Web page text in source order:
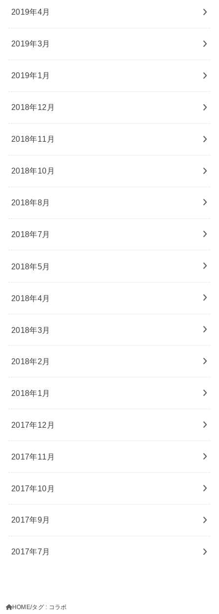
2019年4月
2019年3月
2019年1月
2018年12月
2018年11月
2018年10月
2018年8月
2018年7月
2018年5月
2018年4月
2018年3月
2018年2月
2018年1月
2017年12月
2017年11月
2017年10月
2017年9月
2017年7月
HOME タグ : コラボ